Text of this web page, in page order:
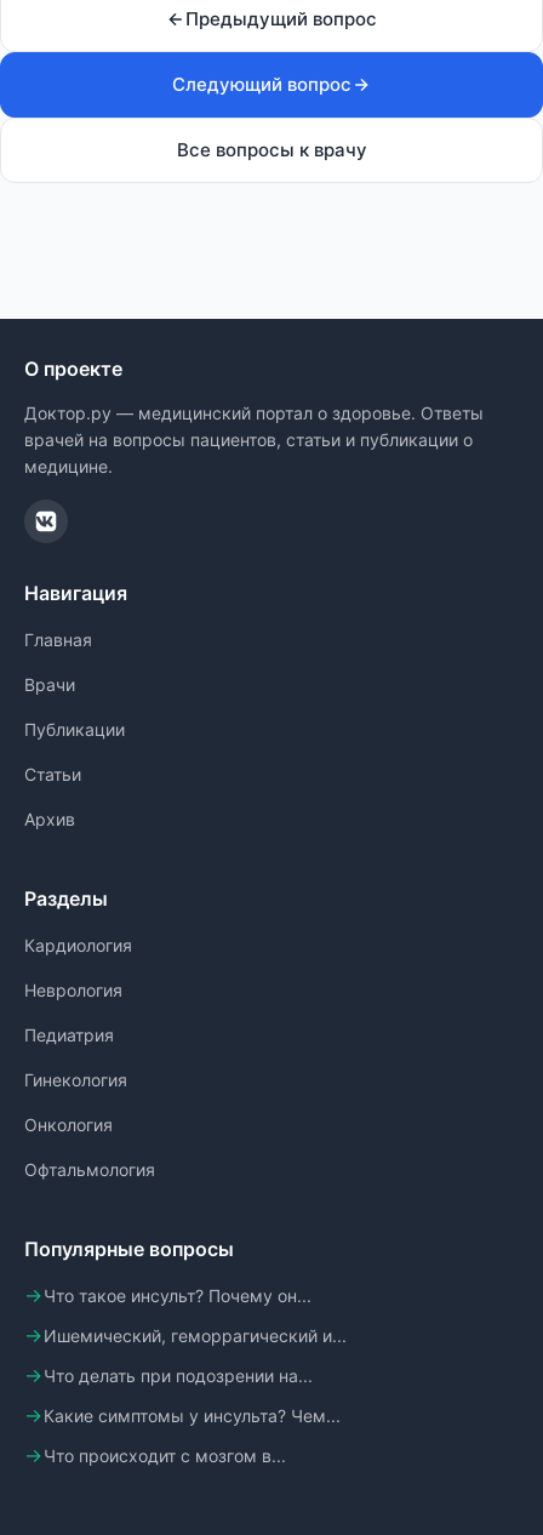
Предыдущий вопрос
Следующий вопрос
Все вопросы к врачу
О проекте
Доктор.ру — медицинский портал о здоровье. Ответы
врачей на вопросы пациентов, статьи и публикации о
медицине.
Навигация
Главная
Врачи
Публикации
Статьи
Архив
Разделы
Кардиология
Неврология
Педиатрия
Гинекология
Онкология
Офтальмология
Популярные вопросы
Что такое инсульт? Почему он...
Ишемический, геморрагический и...
Что делать при подозрении на...
Какие симптомы у инсульта? Чем...
Что происходит с мозгом в...